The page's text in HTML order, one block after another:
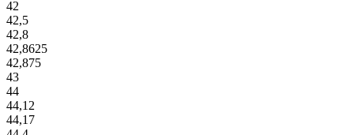
42
42,5
42,8
42,8625
42,875
43
44
44,12
44,17